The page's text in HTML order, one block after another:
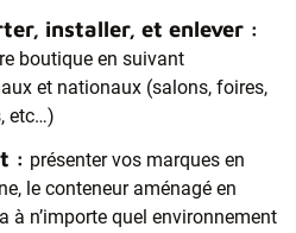
installer, et enlever :
boutique en suivant
et nationaux (salons, foires,
etc…)
: présenter vos marques en
le conteneur aménagé en
à n’importe quel environnement